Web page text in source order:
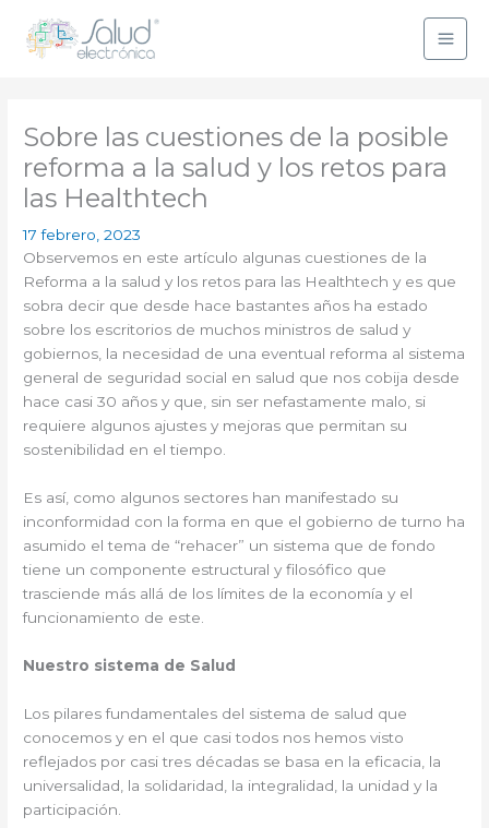
contenido
Sobre las cuestiones de la posible
reforma a la salud y los retos para
las Healthtech
17 febrero, 2023
Observemos en este artículo algunas cuestiones de la
Reforma a la salud y los retos para las Healthtech y es que
sobra decir que desde hace bastantes años ha estado
sobre los escritorios de muchos ministros de salud y
gobiernos, la necesidad de una eventual reforma al sistema
general de seguridad social en salud que nos cobija desde
hace casi 30 años y que, sin ser nefastamente malo, si
requiere algunos ajustes y mejoras que permitan su
sostenibilidad en el tiempo.
Es así, como algunos sectores han manifestado su
inconformidad con la forma en que el gobierno de turno ha
asumido el tema de “rehacer” un sistema que de fondo
tiene un componente estructural y filosófico que
trasciende más allá de los límites de la economía y el
funcionamiento de este.
Nuestro sistema de Salud
Los pilares fundamentales del sistema de salud que
conocemos y en el que casi todos nos hemos visto
reflejados por casi tres décadas se basa en la eficacia, la
universalidad, la solidaridad, la integralidad, la unidad y la
participación.